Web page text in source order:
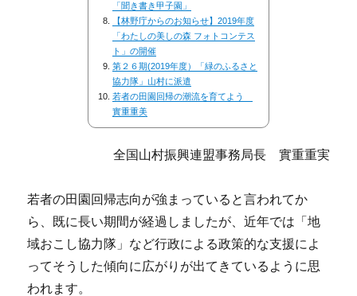
「聞き書き甲子園」
【林野庁からのお知らせ】2019年度
「わたしの美しの森 フォトコンテス
ト」の開催
第２６期(2019年度）「緑のふるさと
協力隊」山村に派遣
若者の田園回帰の潮流を育てよう
實重重美
全国山村振興連盟事務局長 實重重実
若者の田園回帰志向が強まっていると言われてか
ら、既に長い期間が経過しましたが、近年では「地
域おこし協力隊」など行政による政策的な支援によ
ってそうした傾向に広がりが出てきているように思
われます。